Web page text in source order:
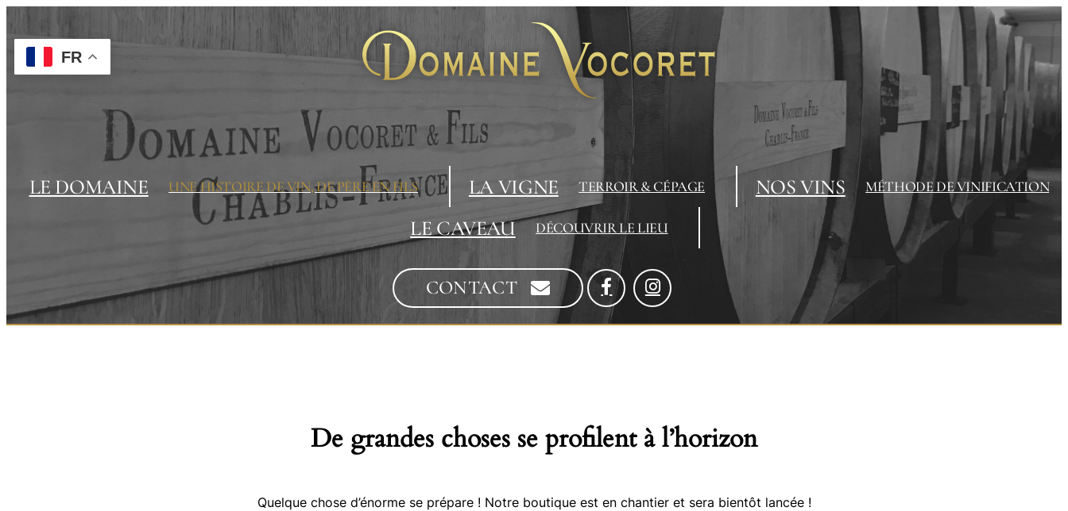
contenu
FR
LE DOMAINE UNE HISTOIRE DE VIN, DE PÈRE EN FILS LA VIGNE TERROIR & CÉPAGE NOS VINS MÉTHODE DE VINIFICATION
LE CAVEAU DÉCOUVRIR LE LIEU
CONTACT
De grandes choses se profilent à l’horizon
Quelque chose d’énorme se prépare ! Notre boutique est en chantier et sera bientôt lancée !